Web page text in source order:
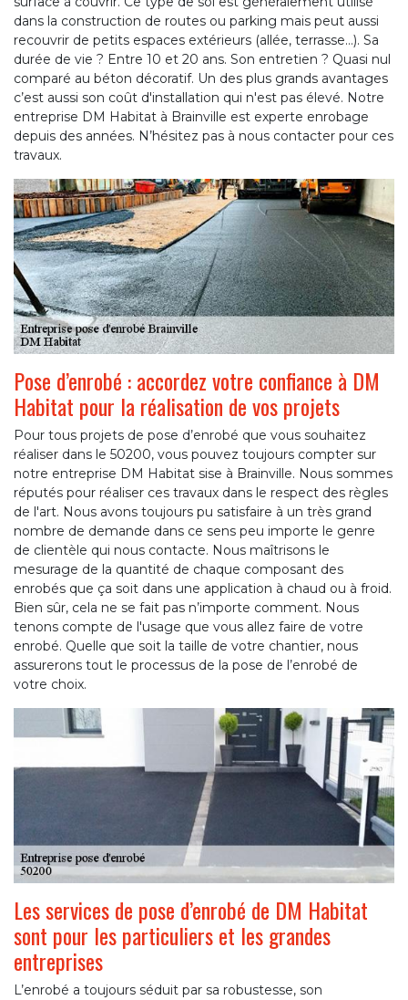
dans la construction de routes ou parking mais peut aussi
recouvrir de petits espaces extérieurs (allée, terrasse…). Sa
durée de vie ? Entre 10 et 20 ans. Son entretien ? Quasi nul
comparé au béton décoratif. Un des plus grands avantages
c’est aussi son coût d'installation qui n'est pas élevé. Notre
entreprise DM Habitat à Brainville est experte enrobage
depuis des années. N’hésitez pas à nous contacter pour ces
travaux.
Pose d’enrobé : accordez votre confiance à DM
Habitat pour la réalisation de vos projets
Pour tous projets de pose d’enrobé que vous souhaitez
réaliser dans le 50200, vous pouvez toujours compter sur
notre entreprise DM Habitat sise à Brainville. Nous sommes
réputés pour réaliser ces travaux dans le respect des règles
de l'art. Nous avons toujours pu satisfaire à un très grand
nombre de demande dans ce sens peu importe le genre
de clientèle qui nous contacte. Nous maîtrisons le
mesurage de la quantité de chaque composant des
enrobés que ça soit dans une application à chaud ou à froid.
Bien sûr, cela ne se fait pas n’importe comment. Nous
tenons compte de l'usage que vous allez faire de votre
enrobé. Quelle que soit la taille de votre chantier, nous
assurerons tout le processus de la pose de l’enrobé de
votre choix.
Les services de pose d’enrobé de DM Habitat
sont pour les particuliers et les grandes
entreprises
L’enrobé a toujours séduit par sa robustesse, son